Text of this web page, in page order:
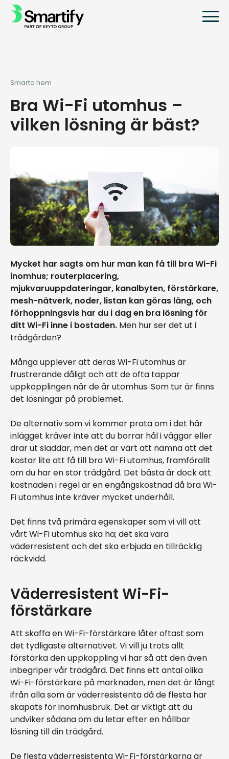
Smarta hem
Bra Wi-Fi utomhus –
vilken lösning är bäst?
Mycket har sagts om hur man kan få till bra Wi-Fi
inomhus; routerplacering,
mjukvaruuppdateringar, kanalbyten, förstärkare,
mesh-nätverk, noder, listan kan göras lång, och
förhoppningsvis har du i dag en bra lösning för
ditt Wi-Fi inne i bostaden. Men hur ser det ut i
trädgården?
Många upplever att deras Wi-Fi utomhus är
frustrerande dåligt och att de ofta tappar
uppkopplingen när de är utomhus. Som tur är finns
det lösningar på problemet.
De alternativ som vi kommer prata om i det här
inlägget kräver inte att du borrar hål i väggar eller
drar ut sladdar, men det är värt att nämna att det
kostar lite att få till bra Wi-Fi utomhus, framförallt
om du har en stor trädgård. Det bästa är dock att
kostnaden i regel är en engångskostnad då bra Wi-
Fi utomhus inte kräver mycket underhåll.
Det finns två primära egenskaper som vi vill att
vårt Wi-Fi utomhus ska ha; det ska vara
väderresistent och det ska erbjuda en tillräcklig
räckvidd.
Väderresistent Wi-Fi-
förstärkare
Att skaffa en Wi-Fi-förstärkare låter oftast som
det tydligaste alternativet. Vi vill ju trots allt
förstärka den uppkoppling vi har så att den även
inbegriper vår trädgård. Det finns ett antal olika
Wi-Fi-förstärkare på marknaden, men det är långt
ifrån alla som är väderresistenta då de flesta har
skapats för inomhusbruk. Det är viktigt att du
undviker sådana om du letar efter en hållbar
lösning till din trädgård.
De flesta väderresistenta Wi-Fi-förstärkarna är